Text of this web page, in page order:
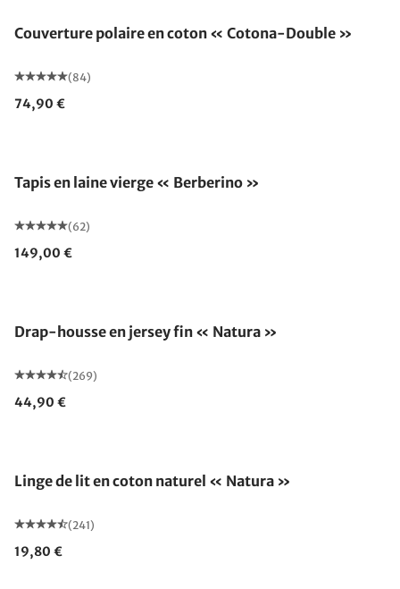
Couverture polaire en coton « Cotona-Double »
(84)
74,90 €
Tapis en laine vierge « Berberino »
(62)
149,00 €
Drap-housse en jersey fin « Natura »
(269)
44,90 €
Linge de lit en coton naturel « Natura »
(241)
19,80 €